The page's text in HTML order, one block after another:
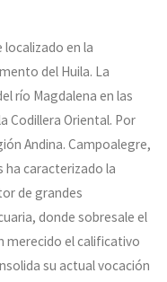
localizado en la
del Huila. La
río Magdalena en las
Codillera Oriental. Por
Andina. Campoalegre,
ha caracterizado la
de grandes
donde sobresale el
merecido el calificativo
su actual vocación